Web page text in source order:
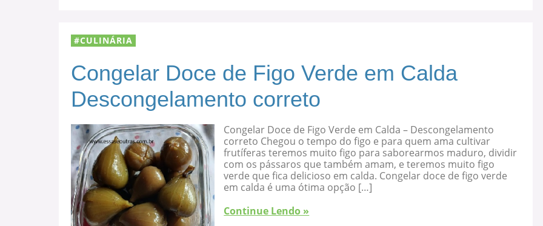
CULINÁRIA
Congelar Doce de Figo Verde em Calda
Descongelamento correto
Congelar Doce de Figo Verde em Calda – Descongelamento
correto Chegou o tempo do figo e para quem ama cultivar
frutíferas teremos muito figo para saborearmos maduro, dividir
com os pássaros que também amam, e teremos muito figo
verde que fica delicioso em calda. Congelar doce de figo verde
em calda é uma ótima opção […]
Continue Lendo »